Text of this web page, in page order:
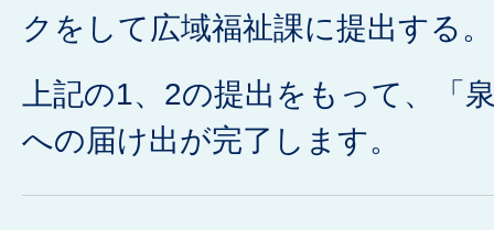
クをして広域福祉課に提出する。
上記の1、2の提出をもって、「
への届け出が完了します。